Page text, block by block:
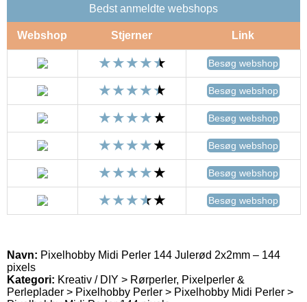
Bedst anmeldte webshops
Webshop Stjerner Link
Besøg webshop
Besøg webshop
Besøg webshop
Besøg webshop
Besøg webshop
Besøg webshop
Navn: Pixelhobby Midi Perler 144 Julerød 2x2mm – 144
pixels
Kategori: Kreativ / DIY > Rørperler, Pixelperler &
Perleplader > Pixelhobby Perler > Pixelhobby Midi Perler >